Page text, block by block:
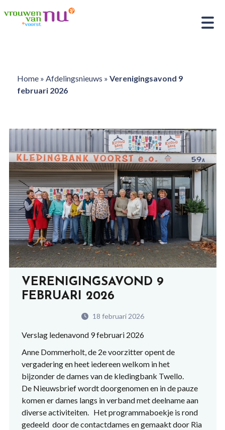
Home» Afdelingsnieuws » Verenigingsavond 9
februari 2026
VERENIGINGSAVOND 9
FEBRUARI 2026
18 februari 2026
Verslag ledenavond 9 februari 2026
Anne Dommerholt, de 2e voorzitter opent de
vergadering en heet iedereen welkom in het
bijzonder de dames van de kledingbank Twello.
De Nieuwsbrief wordt doorgenomen en in de pauze
komen er dames langs in verband met deelname aan
diverse activiteiten. Het programmaboekje is rond
gedeeld door de contactdames en gemaakt door Ria